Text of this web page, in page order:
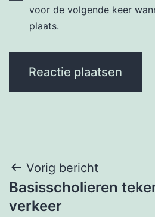
voor de volgende keer
plaats.
Bericht
navigatie
Vorig bericht
Basisscholieren
verkeer